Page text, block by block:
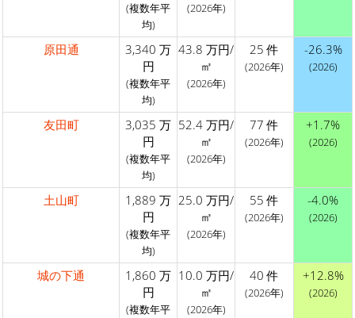
(複数年平
均)
(2026年)
原田通
3,340 万
円
(複数年平
均)
43.8 万円/
㎡
(2026年)
25 件
(2026年)
-26.3%
(2026)
友田町
3,035 万
円
(複数年平
均)
52.4 万円/
㎡
(2026年)
77 件
(2026年)
+1.7%
(2026)
土山町
1,889 万
円
(複数年平
均)
25.0 万円/
㎡
(2026年)
55 件
(2026年)
-4.0%
(2026)
城の下通
1,860 万
円
(複数年平
10.0 万円/
㎡
(2026年)
40 件
(2026年)
+12.8%
(2026)